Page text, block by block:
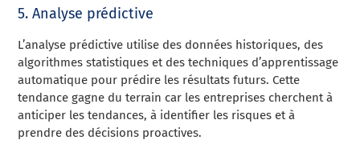
5. Analyse prédictive
L’analyse prédictive utilise des données historiques, des
algorithmes statistiques et des techniques d’apprentissage
automatique pour prédire les résultats futurs. Cette
tendance gagne du terrain car les entreprises cherchent à
anticiper les tendances, à identifier les risques et à
prendre des décisions proactives.